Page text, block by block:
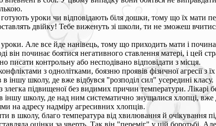
уроки чи відповідають біля дошки, тому що їх
двійку! Тебе виженуть зі школи, ти не зможеш
Але все йде нанівець, тому що приходить мати і
починає боятися негативного ставлення матері, і цей
контрольну або несподівано відповідати з місця.
з однолітками, боязню проявів фізичної агресії з
іншу школу, де вже відбувся "розподіл сил" усередині класу.
підвищеної без видимих причин температури.
іншу школу, де над ним систематично знущалися хлопці,
на адресу надміру агресивних хлопців.
в школу, благо температура від хвилювання й очікування
оцінки за чверть. Так він "переміг" у цій боротьбі.